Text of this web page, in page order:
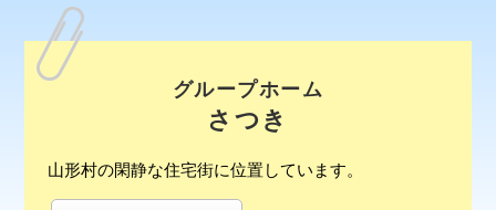
グループホーム
さつき
山形村の閑静な住宅街に位置しています。